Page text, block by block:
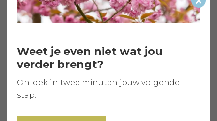
Weet je even niet wat jou
verder brengt?
Ontdek in twee minuten jouw volgende
stap.